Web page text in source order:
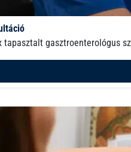
tapasztalt gasztroenterológus